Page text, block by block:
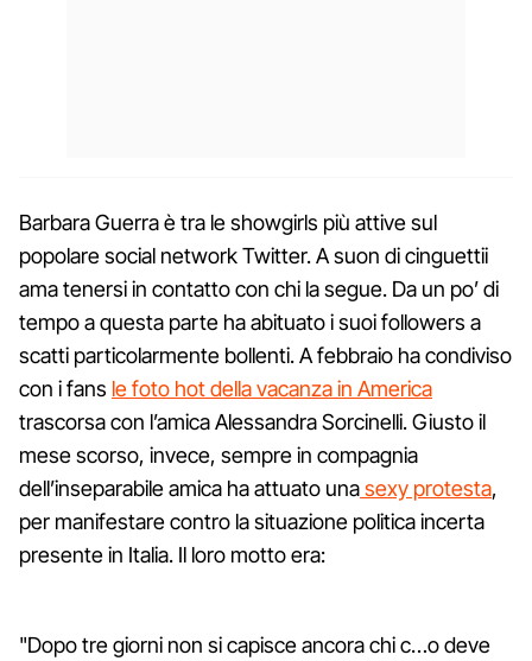
Barbara Guerra è tra le showgirls più attive sul
popolare social network Twitter. A suon di cinguettii
ama tenersi in contatto con chi la segue. Da un po’ di
tempo a questa parte ha abituato i suoi followers a
scatti particolarmente bollenti. A febbraio ha condiviso
con i fans le foto hot della vacanza in America
trascorsa con l’amica Alessandra Sorcinelli. Giusto il
mese scorso, invece, sempre in compagnia
dell’inseparabile amica ha attuato unasexy protesta,
per manifestare contro la situazione politica incerta
presente in Italia. Il loro motto era:
"Dopo tre giorni non si capisce ancora chi c…o deve